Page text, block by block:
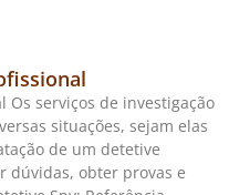
Os serviços de investigação
situações, sejam elas
de um detetive
dúvidas, obter provas e